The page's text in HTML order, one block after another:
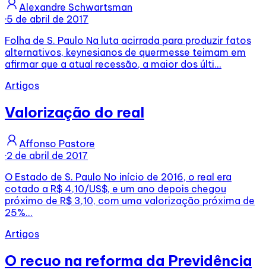
Alexandre Schwartsman
·5 de abril de 2017
Folha de S. Paulo Na luta acirrada para produzir fatos
alternativos, keynesianos de quermesse teimam em
afirmar que a atual recessão, a maior dos últi...
Artigos
Valorização do real
Affonso Pastore
·2 de abril de 2017
O Estado de S. Paulo No início de 2016, o real era
cotado a R$ 4,10/US$, e um ano depois chegou
próximo de R$ 3,10, com uma valorização próxima de
25%...
Artigos
O recuo na reforma da Previdência